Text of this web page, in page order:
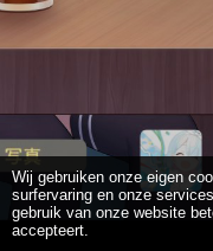
Wij gebruiken onze eigen
surfervaring en onze
gebruik van onze website
accepteert.